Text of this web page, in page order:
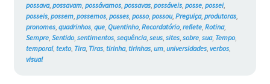
possava, possavam, possávamos, possavas, possáveis, posse, possei,
posseis, possem, possemos, posses, posso, possou, Preguiça, produtoras,
pronomes, quadrinhos, que, Quentinho, Recordatório, reflete, Rotina,
Sempre, Sentido, sentimentos, sequência, seus, sites, sobre, sua, Tempo,
temporal, texto, Tira, Tiras, tirinha, tirinhas, um, universidades, verbos,
visual